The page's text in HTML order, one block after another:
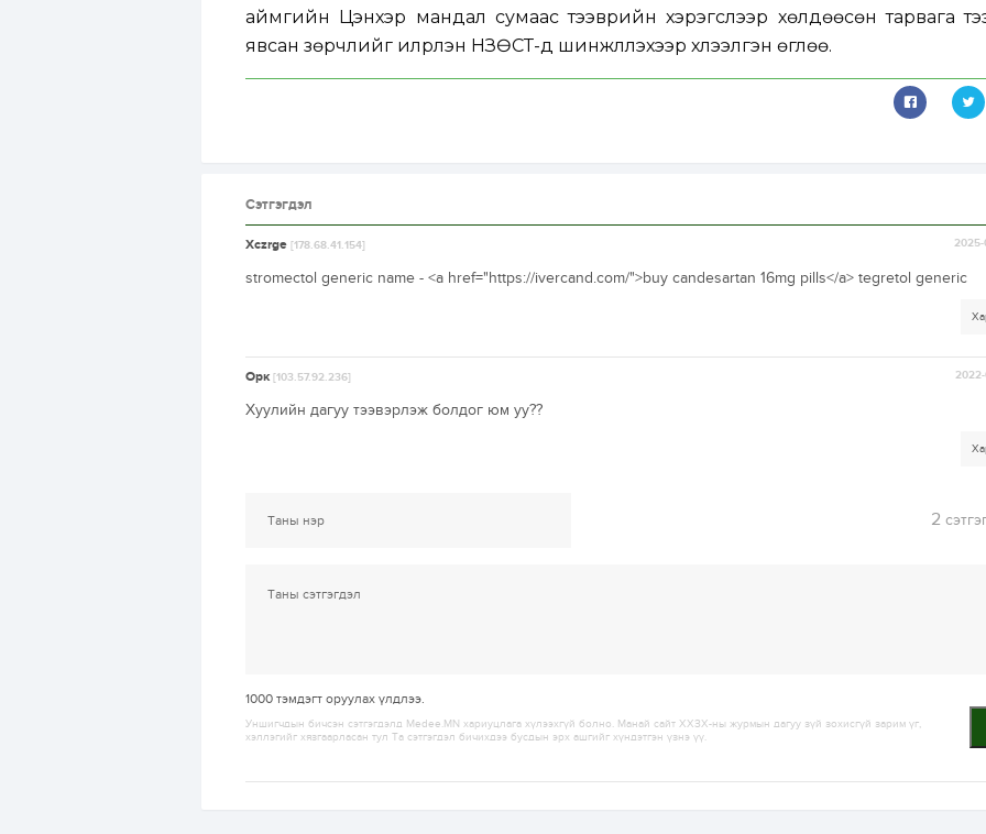
аймгийн Цэнхэр мандал сумаас тээврийн хэрэгслээр хөлдөөсөн тарвага
явсан зөрчлийг илрүүлэн НЗӨСТ-д шинжлүүлэхээр хүлээлгэн өглөө.
Сэтгэгдэл
Xczrge [178.68.41.154] 2025-
stromectol generic name - <a href="https://ivercand.com/">buy candesartan 16mg pills</a> tegretol generic
Орк [103.57.92.236]
Хуулийн дагуу тээвэрлэж болдог юм уу??
2
1000 тэмдэгт оруулах үлдлээ.
Уншигчдын бичсэн сэтгэгдэлд Medee.MN хариуцлага хүлээхгүй болно. Манай сайт ХХЗХ-ны журмын дагуу зүй зохисгүй зарим үг,
хэллэгийг хязгаарласан тул Та сэтгэгдэл бичихдээ бусдын эрх ашгийг хүндэтгэн үзнэ үү.